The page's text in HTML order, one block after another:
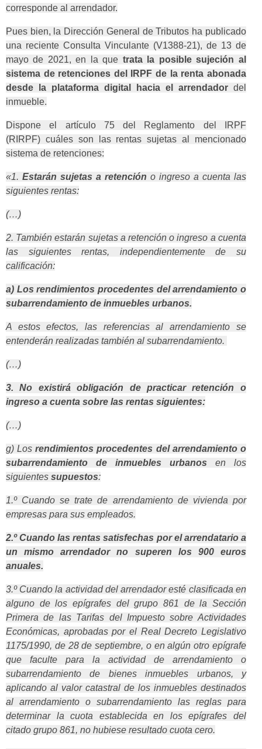
corresponde al arrendador.
Pues bien, la Dirección General de Tributos ha publicado
una reciente Consulta Vinculante (V1388-21), de 13 de
mayo de 2021, en la que trata la posible sujeción al
sistema de retenciones del IRPF de la renta abonada
desde la plataforma digital hacia el arrendadordel
inmueble.
Dispone el artículo 75 del Reglamento del IRPF
(RIRPF) cuáles son las rentas sujetas al mencionado
sistema de retenciones:
«1. Estarán sujetas a retención o ingreso a cuenta las
siguientes rentas:
(…)
2. También estarán sujetas a retención o ingreso a cuenta
las siguientes rentas, independientemente de su
calificación:
a) Los rendimientos procedentes del arrendamiento o
subarrendamiento de inmuebles urbanos.
A estos efectos, las referencias al arrendamiento se
entenderán realizadas también al subarrendamiento.
(…)
3. No existirá obligación de practicar retención o
ingreso a cuenta sobre las rentas siguientes:
(…)
g) Losrendimientos procedentes del arrendamiento o
subarrendamiento de inmuebles urbanos en los
siguientes supuestos:
1.º Cuando se trate de arrendamiento de vivienda por
empresas para sus empleados.
2.º Cuando las rentas satisfechas por el arrendatario a
un mismo arrendador no superen los 900 euros
anuales.
3.º Cuando la actividad del arrendador esté clasificada en
alguno de los epígrafes del grupo 861 de la Sección
Primera de las Tarifas del Impuesto sobre Actividades
Económicas, aprobadas por el Real Decreto Legisla­tivo
1175/1990, de 28 de septiembre, o en algún otro epígrafe
que faculte para la actividad de arrendamiento o
subarrendamiento de bienes inmuebles urbanos, y
aplicando al valor catastral de los inmuebles destinados
al arrendamiento o subarrendamiento las reglas para
determinar la cuota establecida en los epígrafes del
citado grupo 861, no hubiese resultado cuota cero.